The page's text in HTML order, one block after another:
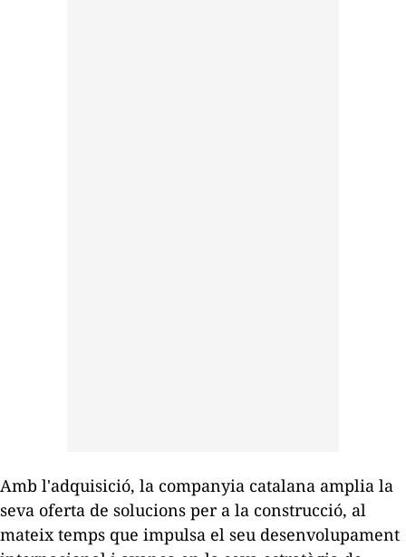
Amb l'adquisició, la companyia catalana amplia la
seva oferta de solucions per a la construcció, al
mateix temps que impulsa el seu desenvolupament